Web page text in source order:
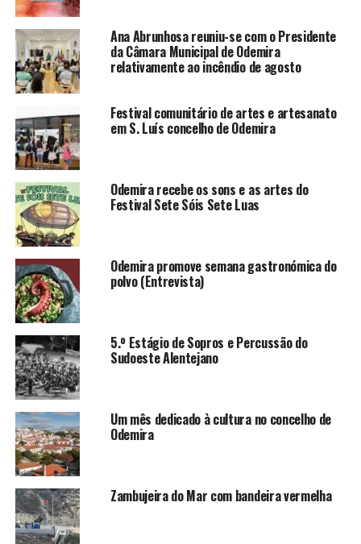
Ana Abrunhosa reuniu-se com o Presidente
da Câmara Municipal de Odemira
relativamente ao incêndio de agosto
Festival comunitário de artes e artesanato
em S. Luís concelho de Odemira
Odemira recebe os sons e as artes do
Festival Sete Sóis Sete Luas
Odemira promove semana gastronómica do
polvo (Entrevista)
5.º Estágio de Sopros e Percussão do
Sudoeste Alentejano
Um mês dedicado à cultura no concelho de
Odemira
Zambujeira do Mar com bandeira vermelha